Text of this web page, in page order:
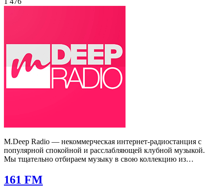
M.Deep Radio — некоммерческая интернет-радиостанция с
популярной спокойной и расслабляющей клубной музыкой.
Мы тщательно отбираем музыку в свою коллекцию из…
161 FM